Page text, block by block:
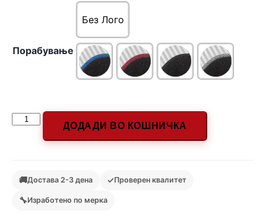
Без Лого
Порабување
ДОДАДИ ВО КОШНИЧКА
🚚Достава 2-3 дена ✓Проверен квалитет
🔧Изработено по мерка